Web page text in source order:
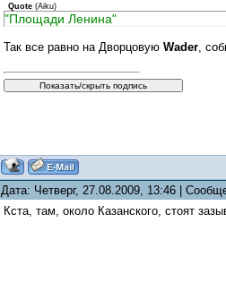
Quote (Aiku)
"Площади Ленина"
Так все равно на Дворцовую Wader ,
Дата: Четверг, 27.08.2009, 13:46 |
Кста, там, около Казанского, стоят